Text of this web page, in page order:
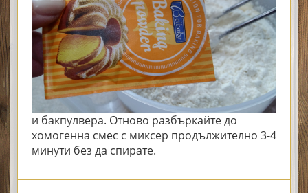
и бакпулвера. Отново разбъркайте до
хомогенна смес с миксер продължително 3-4
минути без да спирате.